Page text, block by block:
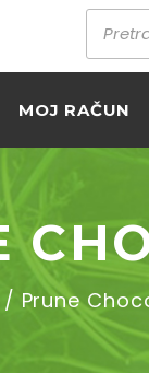
MOJ RAČUN
/ Prune